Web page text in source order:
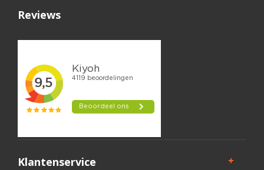
Reviews
Klantenservice